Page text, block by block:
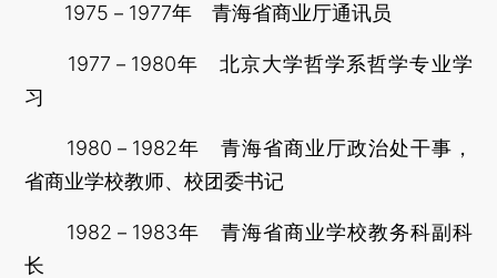
1975－1977年 青海省商业厅通讯员
1977－1980年 北京大学哲学系哲学专业学
习
1980－1982年 青海省商业厅政治处干事，
省商业学校教师、校团委书记
1982－1983年 青海省商业学校教务科副科
长